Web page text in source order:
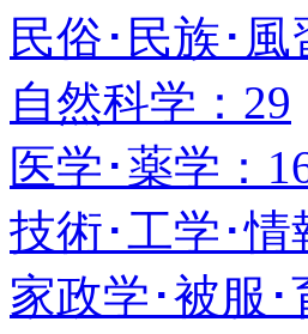
民俗･民族･
自然科学：29
医学･薬学：
技術･工学･情
家政学･被服･